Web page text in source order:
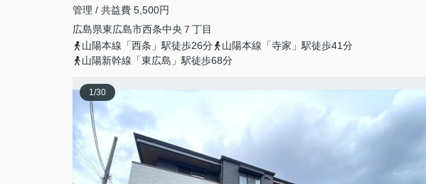
管理 / 共益費 5,500円
広島県東広島市西条中央 ７丁目
山陽本線「西条」駅徒歩26分
山陽本線「寺家」駅徒歩41分
山陽新幹線「東広島」駅徒歩68分
1/30